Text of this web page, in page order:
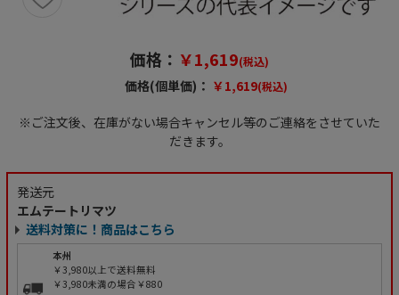
価格： ￥1,619(税込)
価格(個単価)： ￥1,619(税込)
※ご注文後、在庫がない場合キャンセル等のご連絡をさせていた
だきます。
発送元
エムテートリマツ
送料対策に！商品はこちら
本州
￥3,980以上で送料無料
￥3,980未満の場合￥880